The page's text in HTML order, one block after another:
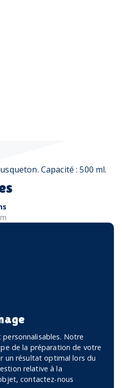
Capacité : 500 ml.
Notre
de la préparation de votre
un résultat optimal lors du
relative à la
contactez-nous